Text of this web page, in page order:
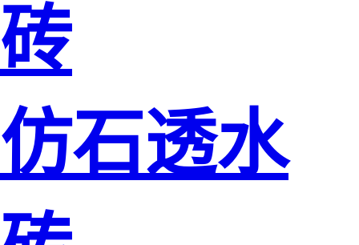
砖
仿石透水